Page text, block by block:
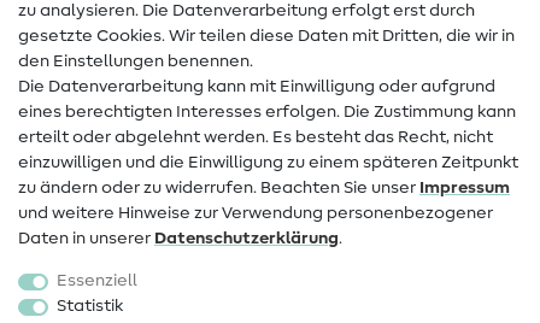
Infos zum Betreiberwechsel
Widerrufsrecht
Beliebt
Stoffe
Sale
zu analysieren. Die Datenverarbeitung erfolgt erst durch
gesetzte Cookies. Wir teilen diese Daten mit Dritten, die wir in
den Einstellungen benennen.
Die Datenverarbeitung kann mit Einwilligung oder aufgrund
eines berechtigten Interesses erfolgen. Die Zustimmung kann
erteilt oder abgelehnt werden. Es besteht das Recht, nicht
einzuwilligen und die Einwilligung zu einem späteren Zeitpunkt
zu ändern oder zu widerrufen. Beachten Sie unser Impressum
und weitere Hinweise zur Verwendung personenbezogener
Daten in unserer Daten­schutz­erklärung.
Essenziell
Statistik